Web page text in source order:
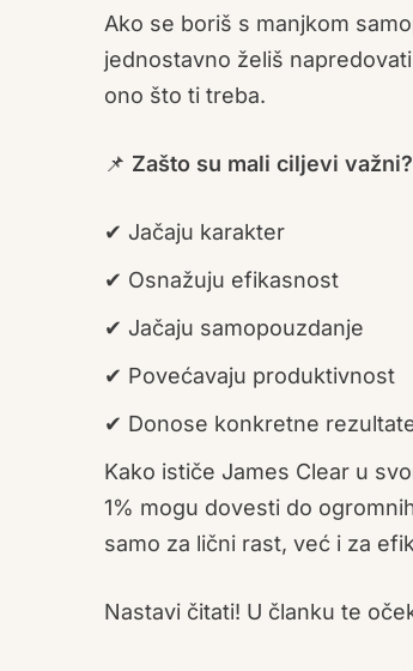
Ako se boriš s manjkom
jednostavno želiš
ono što ti treba.
📌 Zašto su mali ciljevi važni?
✔ Jačaju karakter
✔ Osnažuju efikasnost
✔ Jačaju samopouzdanje
✔ Povećavaju produktivnost
✔ Donose konkretne
Kako ističe James Clear u
1% mogu dovesti do
samo za lični rast, već i za
Nastavi čitati! U članku te